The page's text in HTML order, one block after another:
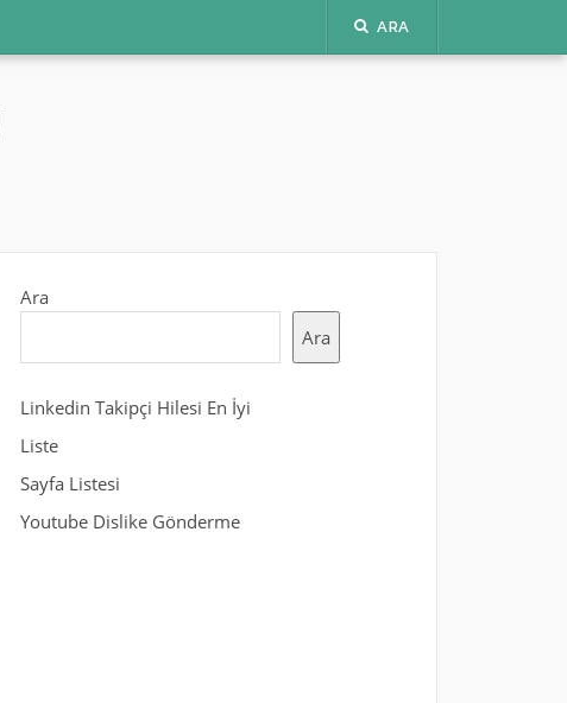
ARA
Ara
Ara
Linkedin Takipçi Hilesi En İyi
Liste
Sayfa Listesi
Youtube Dislike Gönderme